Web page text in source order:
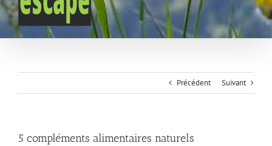
Précédent Suivant
5 compléments alimentaires naturels